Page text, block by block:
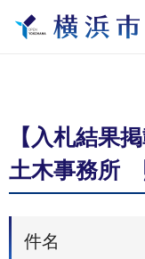
【⼊札結果
土木事務所
件名